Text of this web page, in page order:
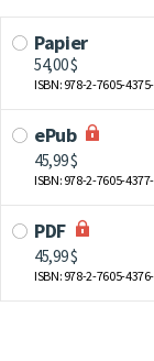
Papier
54,00 $
ISBN: 978-2-7605-
ePub
45,99 $
ISBN: 978-2-7605-
PDF
45,99 $
ISBN: 978-2-7605-